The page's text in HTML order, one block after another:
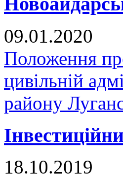
09.01.2020
Положення
цивільній
району
18.10.2019